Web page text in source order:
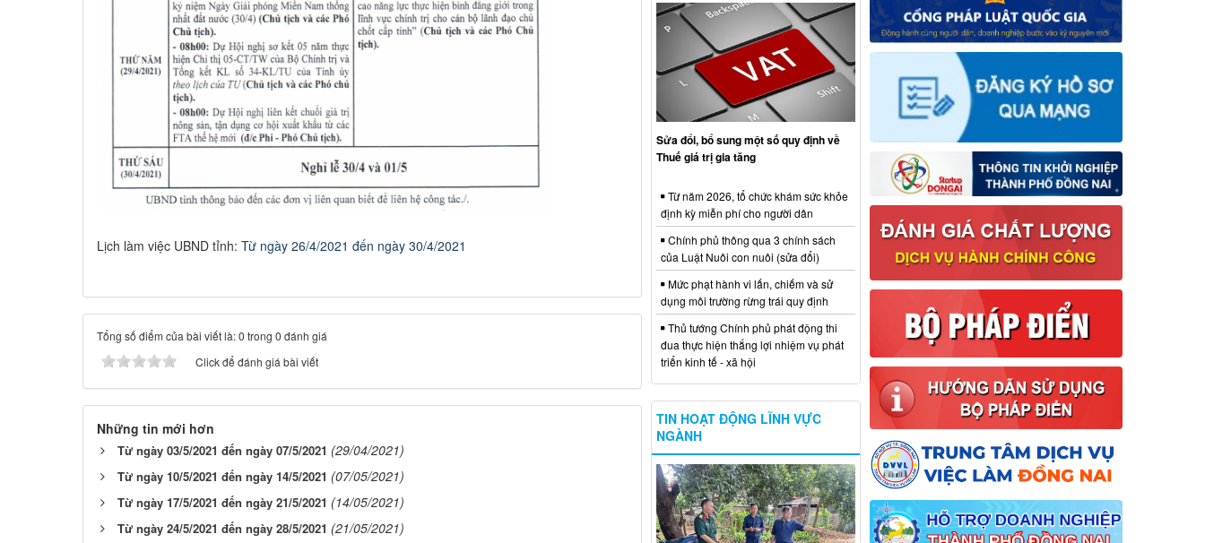
Lịch làm việc UBND tỉnh: Từ ngày 26/4/2021 đến ngày 30/4/2021
Tổng số điểm của bài viết là: 0 trong 0 đánh giá
Click để đánh giá bài viết
Những tin mới hơn
Từ ngày 03/5/2021 đến ngày 07/5/2021 (29/04/2021)
Từ ngày 10/5/2021 đến ngày 14/5/2021 (07/05/2021)
Từ ngày 17/5/2021 đến ngày 21/5/2021 (14/05/2021)
Từ ngày 24/5/2021 đến ngày 28/5/2021 (21/05/2021)
Sửa đổi, bổ sung một số quy định về
Thuế giá trị gia tăng
Từ năm 2026, tổ chức khám sức khỏe
định kỳ miễn phí cho người dân
Chính phủ thông qua 3 chính sách
của Luật Nuôi con nuôi (sửa đổi)
Mức phạt hành vi lấn, chiếm và sử
dụng môi trường rừng trái quy định
Thủ tướng Chính phủ phát động thi
đua thực hiện thắng lợi nhiệm vụ phát
triển kinh tế - xã hội
TIN HOẠT ĐỘNG LĨNH VỰC
NGÀNH